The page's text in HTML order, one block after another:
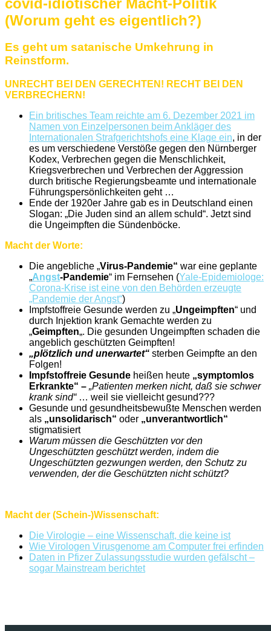
(Worum geht es eigentlich?)
Es geht um satanische Umkehrung in
Reinstform.
UNRECHT BEI DEN GERECHTEN! RECHT BEI DEN
VERBRECHERN!
Ein britisches Team reichte am 6. Dezember 2021 im
Namen von Einzelpersonen beim Ankläger des
Internationalen Strafgerichtshofs eine Klage ein, in der
es um verschiedene Verstöße gegen den Nürnberger
Kodex, Verbrechen gegen die Menschlichkeit,
Kriegsverbrechen und Verbrechen der Aggression
durch britische Regierungsbeamte und internationale
Führungspersönlichkeiten geht …
Ende der 1920er Jahre gab es in Deutschland einen
Slogan: „Die Juden sind an allem schuld“. Jetzt sind
die Ungeimpften die Sündenböcke.
Macht der Worte:
Die angebliche „Virus-Pandemie“ war eine geplante
„Angst-Pandemie“ im Fernsehen (Yale-Epidemiologe:
Corona-Krise ist eine von den Behörden erzeugte
„Pandemie der Angst“)
Impfstoffreie Gesunde werden zu „Ungeimpften“ und
durch Injektion krank Gemachte werden zu
„Geimpften„. Die gesunden Ungeimpften schaden die
angeblich geschützten Geimpften!
„plötzlich und unerwartet“ sterben Geimpfte an den
Folgen!
Impfstoffreie Gesunde heißen heute „symptomlos
Erkrankte“ – „Patienten merken nicht, daß sie schwer
krank sind“… weil sie vielleicht gesund???
Gesunde und gesundheitsbewußte Menschen werden
als „unsolidarisch“ oder „unverantwortlich“
stigmatisiert
Warum müssen die Geschützten vor den
Ungeschützten geschützt werden, indem die
Ungeschützten gezwungen werden, den Schutz zu
verwenden, der die Geschützten nicht schützt?
Macht der (Schein-)Wissenschaft:
Die Virologie – eine Wissenschaft, die keine ist
Wie Virologen Virusgenome am Computer frei erfinden
Daten in Pfizer Zulassungsstudie wurden gefälscht –
sogar Mainstream berichtet